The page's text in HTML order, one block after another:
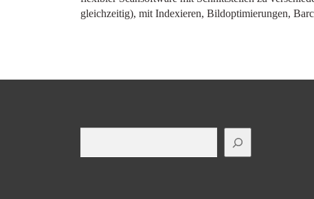
gleichzeitig), mit Indexieren, Bildoptimierungen,